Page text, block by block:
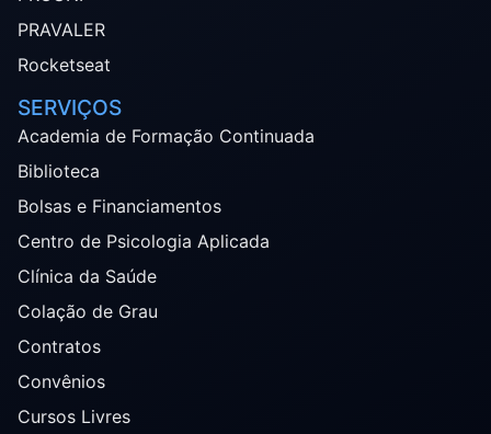
PRAVALER
Rocketseat
SERVIÇOS
Academia de Formação Continuada
Biblioteca
Bolsas e Financiamentos
Centro de Psicologia Aplicada
Clínica da Saúde
Colação de Grau
Contratos
Convênios
Cursos Livres